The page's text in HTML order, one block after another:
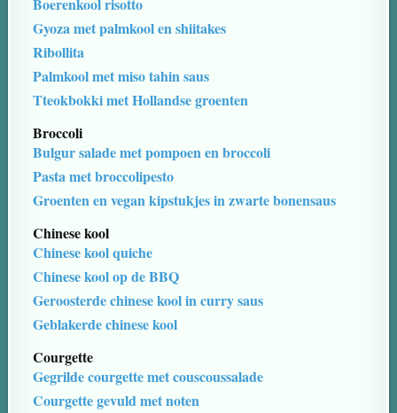
Gyoza met palmkool en shiitakes
Ribollita
Palmkool met miso tahin saus
Tteokbokki met Hollandse groenten
Broccoli
Bulgur salade met pompoen en broccoli
Pasta met broccolipesto
Groenten en vegan kipstukjes in zwarte bonensaus
Chinese kool
Chinese kool quiche
Chinese kool op de BBQ
Geroosterde chinese kool in curry saus
Geblakerde chinese kool
Courgette
Gegrilde courgette met couscoussalade
Courgette gevuld met noten